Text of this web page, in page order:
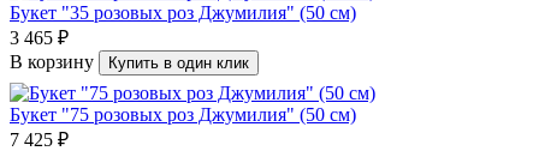
Букет "35 розовых роз Джумилия" (50 см)
3 465 ₽
В корзину
Купить в один клик
Букет "75 розовых роз Джумилия" (50 см)
7 425 ₽